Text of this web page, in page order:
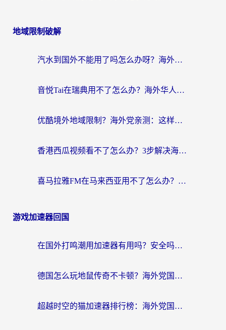
地域限制破解
汽水到国外不能用了吗怎么办呀？海外党追剧看片的救星在这里！
音悦Tai在瑞典用不了怎么办？海外华人追剧听歌的实用指南
优酷境外地域限制？海外党亲测：这样看国内剧再也不卡（附3个实用场景解决）
香港西瓜视频看不了怎么办？3步解决海外追剧难题，附靠谱加速器推荐
喜马拉雅FM在马来西亚用不了怎么办？海外华人亲测有效的回国加速指南
游戏加速器回国
在国外打鸣潮用加速器有用吗？安全吗？海外玩家国服游戏加速全指南
德国怎么玩地鼠传奇不卡顿？海外党国服游戏加速全攻略（含战双EVE实用指南）
超越时空的猫加速器排行榜：海外党国服游戏不卡顿的终极选择指南